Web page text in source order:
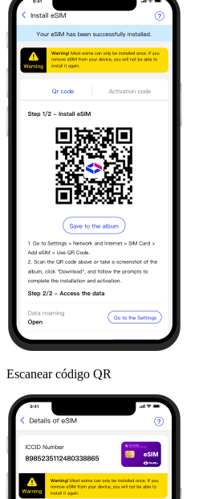
Escanear código QR